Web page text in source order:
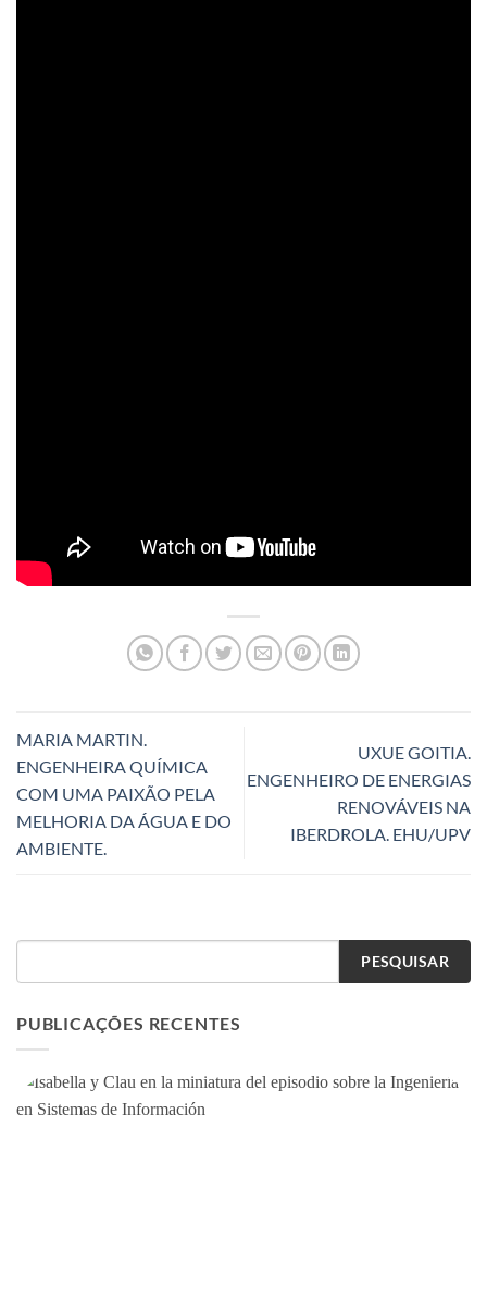
MARIA MARTIN.
ENGENHEIRA QUÍMICA
COM UMA PAIXÃO PELA
MELHORIA DA ÁGUA E DO
AMBIENTE.
UXUE GOITIA.
ENGENHEIRO DE ENERGIAS
RENOVÁVEIS NA
IBERDROLA. EHU/UPV
PESQUISAR
PUBLICAÇÕES RECENTES